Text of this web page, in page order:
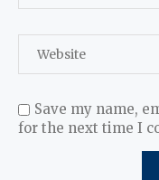
Save my name,
for the next time I